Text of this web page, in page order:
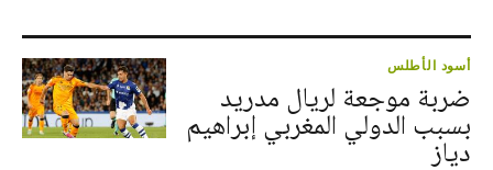
أسود الأطلس
ضربة موجعة لريال مدريد
بسبب الدولي المغربي إبراهيم
دياز